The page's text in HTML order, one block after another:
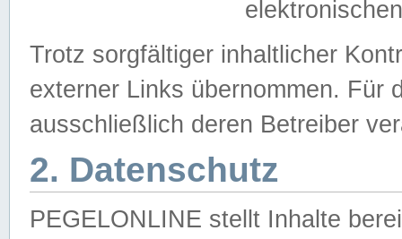
Trotz sorgfältiger inhaltlicher
externer Links übernommen. Für
ausschließlich deren Betreiber
2. Datenschutz
PEGELONLINE stellt Inhalte